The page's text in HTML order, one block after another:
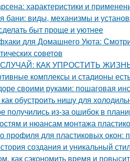
характеристики и
бани: виды, механизмы и
быт проще и уютнее
для Домашнего Уюта:
советов
КАК УПРОСТИТЬ
комплексы и стадионы
своими руками: пошаговая
обустроить нишу для
получились из-за ошибок в
и нюансам монтажа
профиля для пластиковых окон:
создания и уникальный
как сэкономить время и